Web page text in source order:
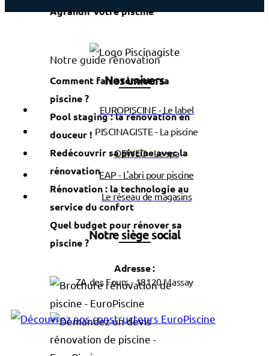
Agrandir votre piscine
Notre guide rénovation
Comment faire rénover sa
piscine ?
Pool staging : la rénovation en
douceur !
Redécouvrir sa piscine avec la
rénovation
Rénovation : la technologie au
service du confort
Quel budget pour rénover sa
piscine ?
Nos univers
EUROPISCINE - Le label
PISCINAGISTE - La piscine
OEWEO - Le spa
EAP - L'abri pour piscine
Le réseau de magasins
Notre siège social
Adresse :
ZA des Fours - 18120 Massay